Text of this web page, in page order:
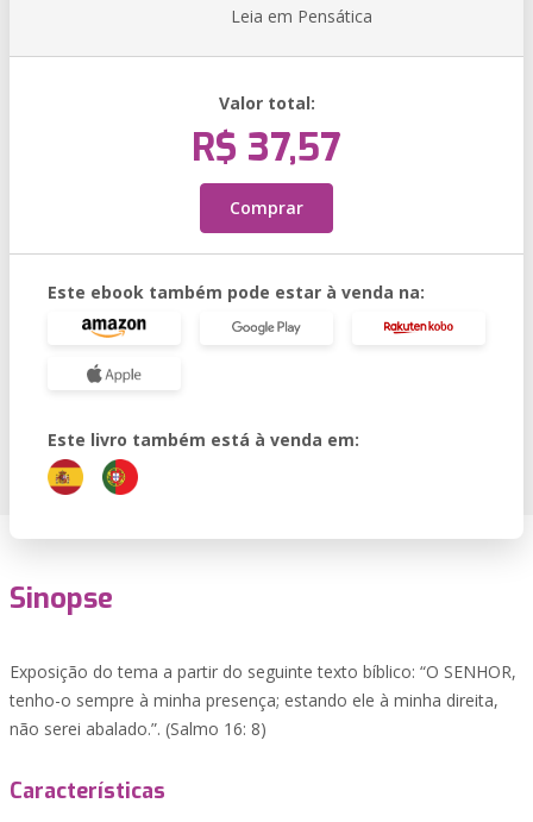
Leia em Pensática
Valor total:
R$ 37,57
Comprar
Este ebook também pode estar à venda na:
Este livro também está à venda em:
Sinopse
Exposição do tema a partir do seguinte texto bíblico: “O SENHOR,
tenho-o sempre à minha presença; estando ele à minha direita,
não serei abalado.”. (Salmo 16: 8)
Características